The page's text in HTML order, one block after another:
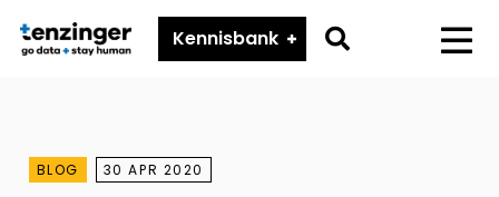
Tenzinger
Kennisbank
Go
BLOG 30 APR 2020